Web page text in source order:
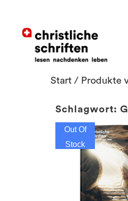
Start / Produkte
Schlagwort:
Out Of
Stock